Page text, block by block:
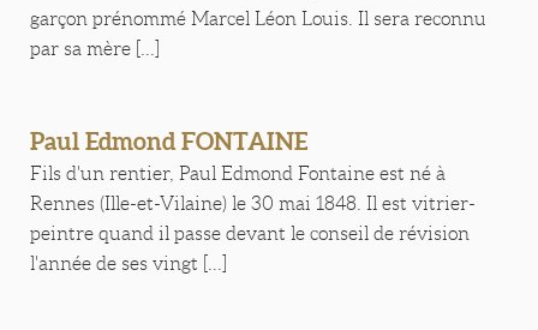
garçon prénommé Marcel Léon Louis. Il sera reconnu
par sa mère [...]
Paul Edmond FONTAINE
Fils d'un rentier, Paul Edmond Fontaine est né à
Rennes (Ille-et-Vilaine) le 30 mai 1848. Il est vitrier-
peintre quand il passe devant le conseil de révision
l'année de ses vingt [...]